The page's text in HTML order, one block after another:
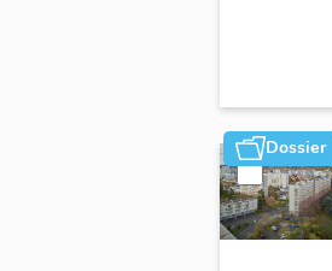
Dossier